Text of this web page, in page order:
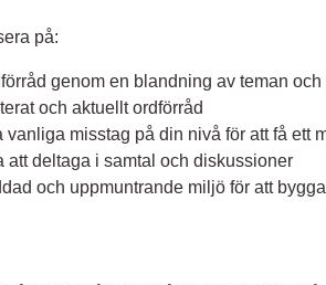
på:
genom en blandning av teman och
och aktuellt ordförråd
vanliga misstag på din nivå för att få ett
att deltaga i samtal och diskussioner
och uppmuntrande miljö för att